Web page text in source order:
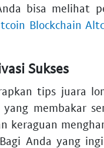
bisa melihat
Blockchain
Sukses
tips juara
membakar
keraguan
Anda yang